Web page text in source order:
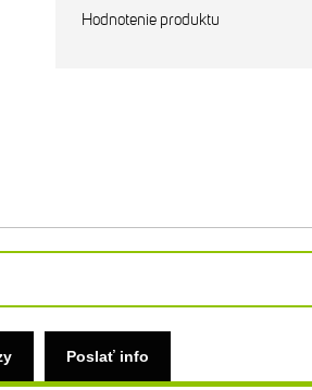
Hodnotenie produktu
Poslať info